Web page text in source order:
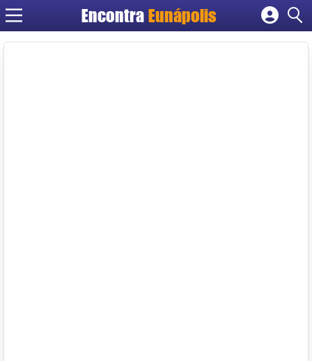
EncontraEunápolis
Cadastrar empresa